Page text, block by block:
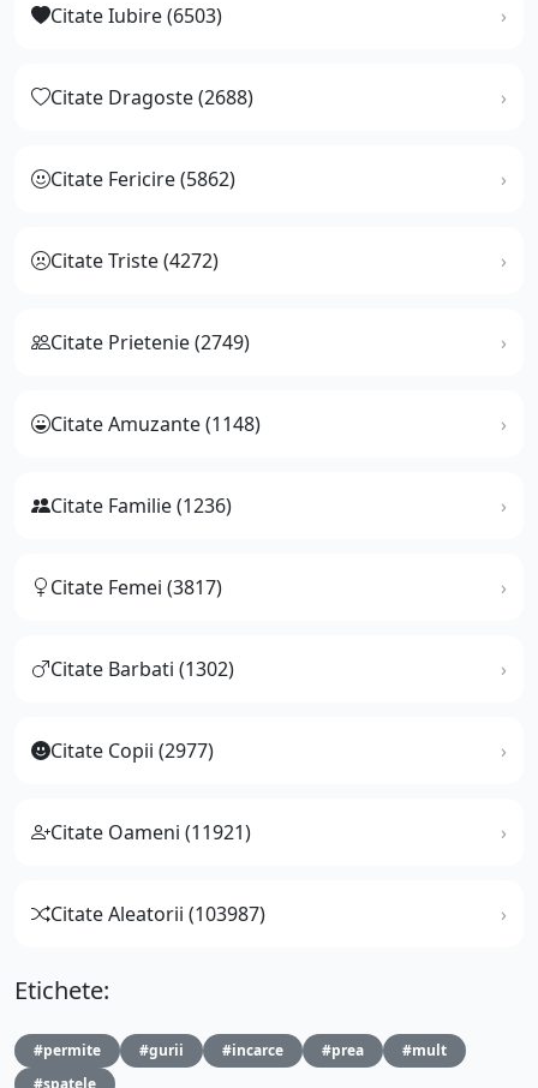
Citate Iubire (6503)
Citate Dragoste (2688)
Citate Fericire (5862)
Citate Triste (4272)
Citate Prietenie (2749)
Citate Amuzante (1148)
Citate Familie (1236)
Citate Femei (3817)
Citate Barbati (1302)
Citate Copii (2977)
Citate Oameni (11921)
Citate Aleatorii (103987)
Etichete:
#permite #gurii #incarce #prea
#mult
#spatele